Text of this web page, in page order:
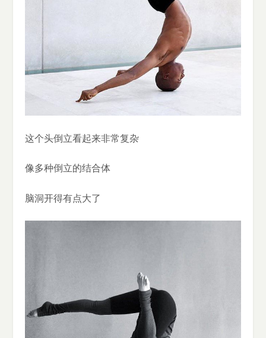
这个头倒立看起来非常复杂
像多种倒立的结合体
脑洞开得有点大了